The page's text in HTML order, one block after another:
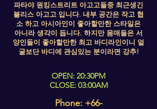
파타야 원킹스트리트 아고고들중 최근생긴
블리스 아고고 입니다. 내부 공간은 작고 협
소 하고 아시아인이 좋아할만한 스타일은
아니라 생각이 듭니다. 하지만 몸매들은 서
양인들이 좋아할만한 최고 바디라인이니 얼
굴보단 바디에 관심있는 분이라면 강추!
OPEN: 20:30PM
CLOSE: 03:00AM
Phone: +66-